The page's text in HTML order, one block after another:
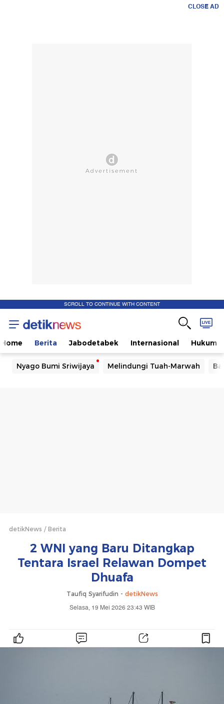
CLOSE AD
SCROLL TO CONTINUE WITH CONTENT
Home Berita Jabodetabek Internasional Hukum
Nyago Bumi Sriwijaya Melindungi Tuah-Marwah
detikNews Berita
2 WNI yang Baru Ditangkap
Tentara Israel Relawan Dompet
Dhuafa
Taufiq Syarifudin - detikNews
Selasa, 19 Mei 2026 23:43 WIB